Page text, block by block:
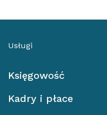
Usługi
Księgowość
Kadry i płace